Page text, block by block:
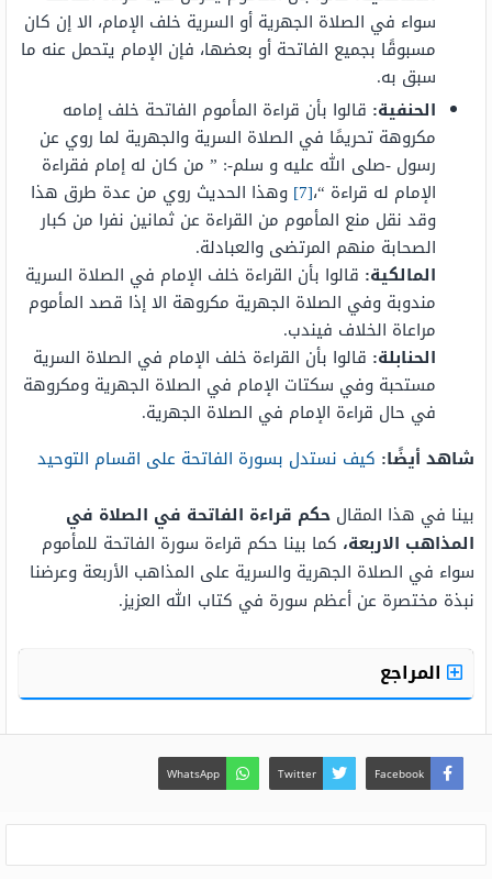
سواء في الصلاة الجهرية أو السرية خلف الإمام، الا إن كان
مسبوقًا بجميع الفاتحة أو بعضها، فإن الإمام يتحمل عنه ما
سبق به.
الحنفية: قالوا بأن قراءة المأموم الفاتحة خلف إمامه
مكروهة تحريمًا في الصلاة السرية والجهرية لما روي عن
رسول -صلى الله عليه و سلم-: ” من كان له إمام فقراءة
الإمام له قراءة “،[7]
وهذا الحديث روي من عدة طرق هذا
وقد نقل منع المأموم من القراءة عن ثمانين نفرا من كبار
الصحابة منهم المرتضى والعبادلة.
المالكية: قالوا بأن القراءة خلف الإمام في الصلاة السرية
مندوبة وفي الصلاة الجهرية مكروهة الا إذا قصد المأموم
مراعاة الخلاف فيندب.
الحنابلة: قالوا بأن القراءة خلف الإمام في الصلاة السرية
مستحبة وفي سكتات الإمام في الصلاة الجهرية ومكروهة
في حال قراءة الإمام في الصلاة الجهرية.
شاهد أيضًا: كيف نستدل بسورة الفاتحة على اقسام التوحيد
بينا في هذا المقال حكم قراءة الفاتحة في الصلاة في
المذاهب الاربعة، كما بينا حكم قراءة سورة الفاتحة للمأموم
سواء في الصلاة الجهرية والسرية على المذاهب الأربعة وعرضنا
نبذة مختصرة عن أعظم سورة في كتاب الله العزيز.
المراجع
Facebook
Twitter
WhatsApp